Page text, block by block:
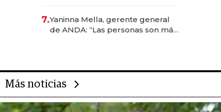
7.Yaninna Mella, gerente general
de ANDA: “Las personas son más
Más noticias